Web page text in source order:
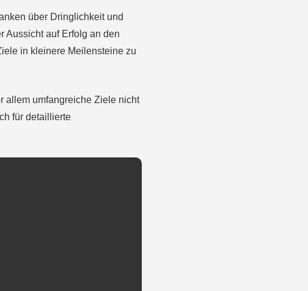
über Dringlichkeit und
Aussicht auf Erfolg an den
in kleinere Meilensteine zu
allem umfangreiche Ziele nicht
für detaillierte